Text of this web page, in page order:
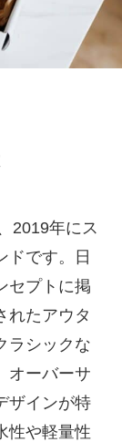
2019年にス
ドです。日
セプトに掲
れたアウタ
ラシックな
オーバーサ
ザインが特
性や軽量性